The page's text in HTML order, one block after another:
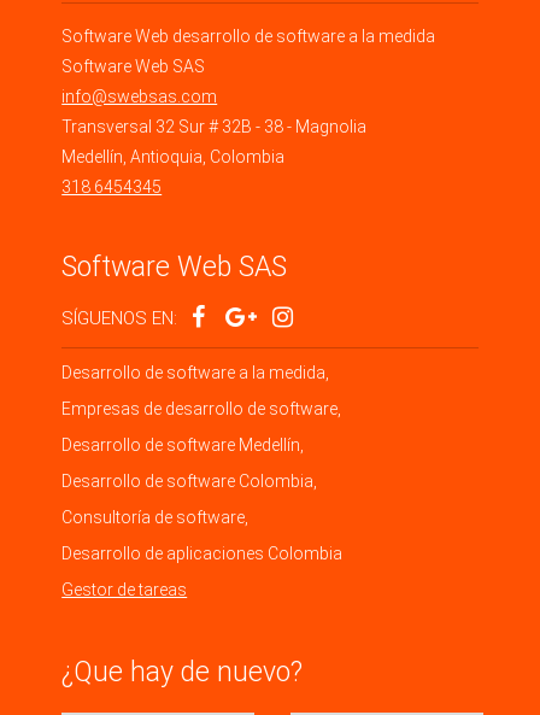
Software Web desarrollo de software a la medida
Software Web SAS
info@swebsas.com
Transversal 32 Sur # 32B - 38 - Magnolia
Medellín ,Antioquia Colombia
318 6454345
Software Web SAS
SÍGUENOS EN:
Desarrollo de software a la medida,
Empresas de desarrollo de software,
Desarrollo de software Medellín,
Desarrollo de software Colombia,
Consultoría de software,
Desarrollo de aplicaciones Colombia
Gestor de tareas
¿Que hay de nuevo?